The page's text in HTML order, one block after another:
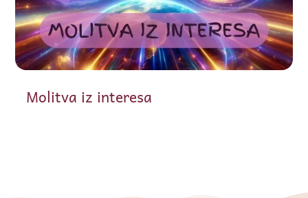
Molitva iz interesa